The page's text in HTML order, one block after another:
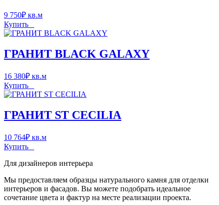
9 750₽ кв.м
Купить
ГРАНИТ BLACK GALAXY
16 380₽ кв.м
Купить
ГРАНИТ ST CECILIA
10 764₽ кв.м
Купить
Для дизайнеров интерьера
Мы предоставляем образцы натурального камня для отделки
интерьеров и фасадов. Вы можете подобрать идеальное
сочетание цвета и фактур на месте реализации проекта.